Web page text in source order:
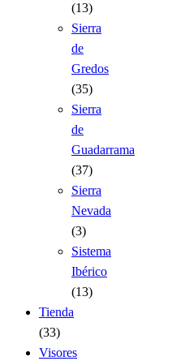
(13)
Sierra
de
Gredos
(35)
Sierra
de
Guadarrama
(37)
Sierra
Nevada
(3)
Sistema
Ibérico
(13)
Tienda
(33)
Visores